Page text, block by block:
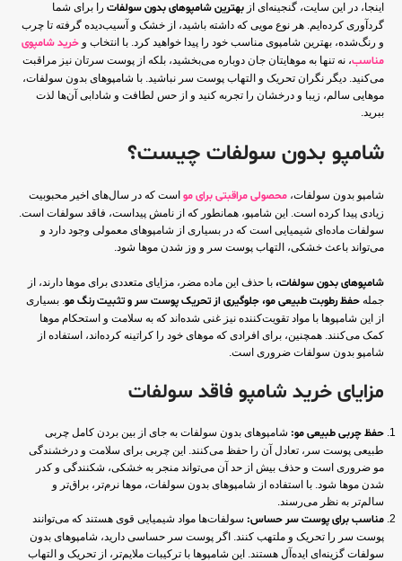
اینجا، در این سایت، گنجینه‌ای از بهترین شامپوهای بدون سولفات را برای شما
گردآوری کرده‌ایم. هر نوع مویی که داشته باشید، از خشک و آسیب‌دیده گرفته تا چرب
و رنگ‌شده، بهترین شامپوی مناسب خود را پیدا خواهید کرد. با انتخاب و خرید شامپوی
مناسب، نه تنها به موهایتان جان دوباره می‌بخشید، بلکه از پوست سرتان نیز مراقبت
می‌کنید. دیگر نگران تحریک و التهاب پوست سر نباشید. با شامپوهای بدون سولفات،
موهایی سالم، زیبا و درخشان را تجربه کنید و از حس لطافت و شادابی آن‌ها لذت
ببرید.
شامپو بدون سولفات چیست؟
شامپو بدون سولفات، محصولی مراقبتی برای مو است که در سال‌های اخیر محبوبیت
زیادی پیدا کرده است. این شامپو، همانطور که از نامش پیداست، فاقد سولفات است.
سولفات ماده‌ای شیمیایی است که در بسیاری از شامپوهای معمولی وجود دارد و
می‌تواند باعث خشکی، التهاب پوست سر و وز شدن موها شود.
شامپوهای بدون سولفات، با حذف این ماده مضر، مزایای متعددی برای موها دارند، از
جمله حفظ رطوبت طبیعی مو، جلوگیری از تحریک پوست سر و تثبیت رنگ مو. بسیاری
از این شامپوها با مواد تقویت‌کننده نیز غنی شده‌اند که به سلامت و استحکام موها
کمک می‌کنند. همچنین، برای افرادی که موهای خود را کراتینه کرده‌اند، استفاده از
شامپو بدون سولفات ضروری است.
مزایای خرید شامپو فاقد سولفات
حفظ چربی طبیعی مو: شامپوهای بدون سولفات به جای از بین بردن کامل چربی
طبیعی پوست سر، تعادل آن را حفظ می‌کنند. این چربی برای سلامت و درخشندگی
مو ضروری است و حذف بیش از حد آن می‌تواند منجر به خشکی، شکنندگی و کدر
شدن موها شود. با استفاده از شامپوهای بدون سولفات، موها نرم‌تر، براق‌تر و
سالم‌تر به نظر می‌رسند.
مناسب برای پوست سر حساس: سولفات‌ها مواد شیمیایی قوی هستند که می‌توانند
پوست سر را تحریک و ملتهب کنند. اگر پوست سر حساسی دارید، شامپوهای بدون
سولفات گزینه‌ای ایده‌آل هستند. این شامپوها با ترکیبات ملایم‌تر، از تحریک و التهاب